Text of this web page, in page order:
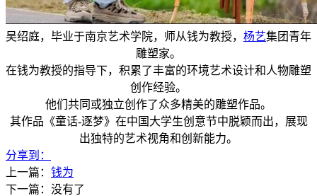
吴绍庭，毕业于南京艺术学院，师从钱为教授， 杨艺集团青年
雕塑家。
在钱为教授的指导下，积累了丰富的环境艺术设计和人物雕塑
创作经验。
他们共同或独立创作了众多精美的雕塑作品。
其作品《童话-逐梦》在中国大学生创意节中脱颖而出，展现
出独特的艺术视角和创新能力。
分享到：
上一篇： 钱为
下一篇：没有了